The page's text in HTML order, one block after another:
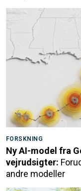
FORSKNING
Ny AI-model fra
vejrudsigter:
andre modeller